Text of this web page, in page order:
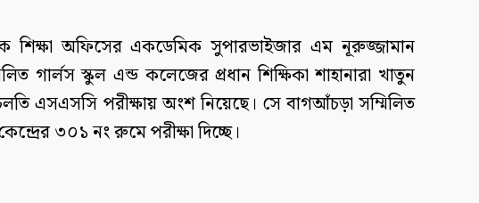
শিক্ষা অফিসের একডেমিক সুপারভাইজার এম নূরুজ্জামান
গার্লস স্কুল এন্ড কলেজের প্রধান শিক্ষিকা শাহানারা খাতুন
এসএসসি পরীক্ষায় অংশ নিয়েছে। সে বাগআঁচড়া সম্মিলিত
৩০১ নং রুমে পরীক্ষা দিচ্ছে।